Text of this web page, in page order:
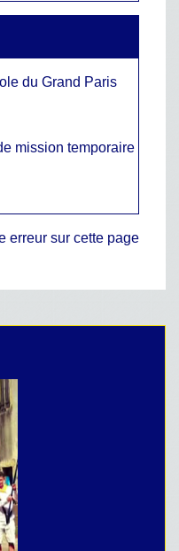
du Grand Paris
mission temporaire
erreur sur cette page